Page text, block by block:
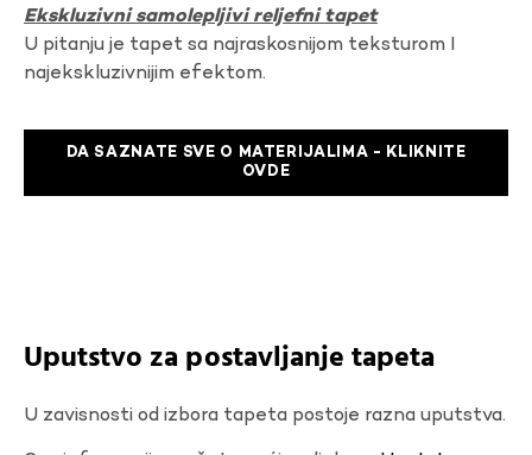
Ekskluzivni samolepljivi reljefni tapet
U pitanju je tapet sa najraskosnijom teksturom I
najekskluzivnijim efektom.
DA SAZNATE SVE O MATERIJALIMA - KLIKNITE
OVDE
Uputstvo za postavljanje tapeta
U zavisnosti od izbora tapeta postoje razna uputstva.